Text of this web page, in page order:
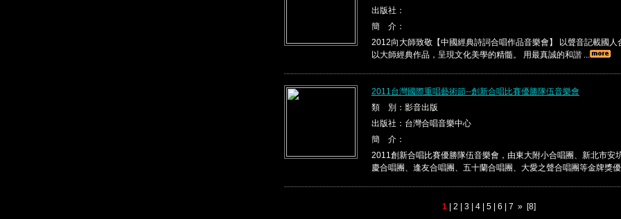
出版社：
簡 介：
2012向大師致敬【中國經典詩詞合唱作品音樂會】 以聲音記載國人
以大師經典作品，呈現文化美學的精髓。 用最真誠的和諧 ...
2011台灣國際重唱藝術節--創新合唱比賽優勝隊伍音樂會
類 別：影音出版
出版社：台灣合唱音樂中心
簡 介：
2011創新合唱比賽優勝隊伍音樂會，由東大附小合唱團、新北市安
慶合唱團、逢友合唱團、五十蘭合唱團、大愛之聲合唱團等金牌獎
1| 2 | 3| 4| 5| 6 | 7 » [8]